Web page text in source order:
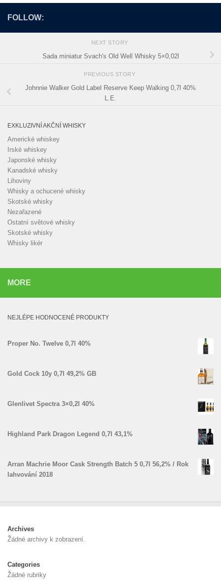
FOLLOW:
NEXT STORY
Sada miniatur Svach's Old Well Whisky 5×0,02l
PREVIOUS STORY
Johnnie Walker Gold Label Reserve Keep Walking 0,7l 40%
L.E.
EXKLUZIVNÍ AKČNÍ WHISKY
Americké whiskey
Irské whiskey
Japonské whisky
Kanadské whisky
Lihoviny
Whisky a ochucené whisky
Skotské whisky
Nezařazené
Ostatní světové whisky
Skotské whisky
Whisky likér
MORE
NEJLÉPE HODNOCENÉ PRODUKTY
Proper No. Twelve 0,7l 40%
Gold Cock 10y 0,7l 49,2% GB
Glenlivet Spectra 3×0,2l 40%
Highland Park Dragon Legend 0,7l 43,1%
Arran Machrie Moor Cask Strength Batch 5 0,7l 56,2% / Rok
lahvování 2018
Archives
Žádné archivy k zobrazení.
Categories
Žádné rubriky